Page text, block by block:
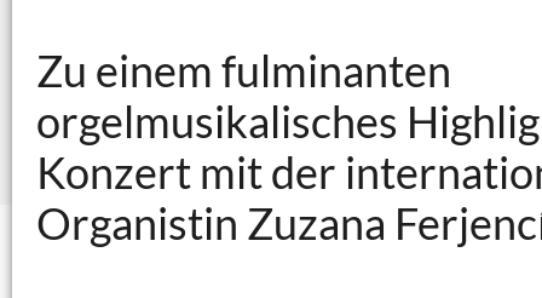
Zu einem fulminanten
orgelmusikalisches
Konzert mit der
Organistin Zuzana